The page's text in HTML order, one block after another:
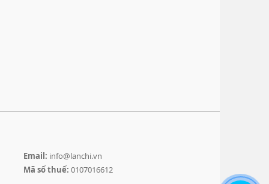
Email: info@lanchi.vn
Mã số thuế: 0107016612